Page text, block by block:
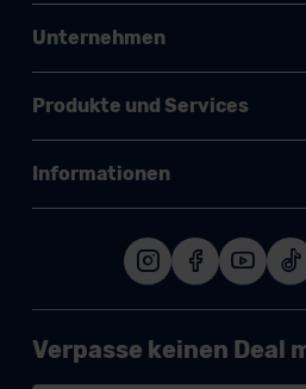
Unternehmen
Produkte und Services
Informationen
Verpasse keinen Deal